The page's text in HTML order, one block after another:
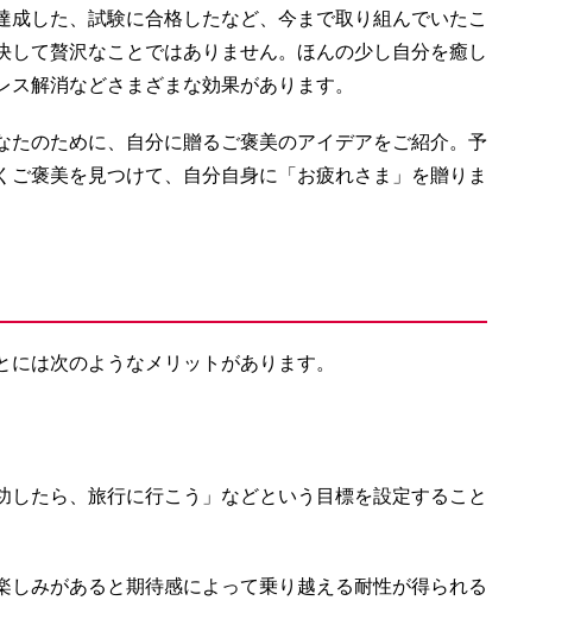
した、試験に合格したなど、今まで取り組んでいたこ
て贅沢なことではありません。ほんの少し自分を癒し
解消などさまざまな効果があります。
のために、自分に贈るご褒美のアイデアをご紹介。予
褒美を見つけて、自分自身に「お疲れさま」を贈りま
は次のようなメリットがあります。
たら、旅行に行こう」などという目標を設定すること
みがあると期待感によって乗り越える耐性が得られる